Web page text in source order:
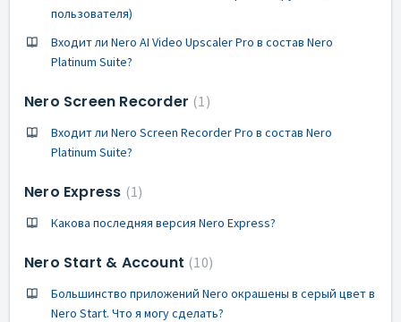
пользователя)
Входит ли Nero AI Video Upscaler Pro в состав Nero
Platinum Suite?
Nero Screen Recorder 1
Входит ли Nero Screen Recorder Pro в состав Nero
Platinum Suite?
Nero Express 1
Какова последняя версия Nero Express?
Nero Start & Account 10
Большинство приложений Nero окрашены в серый цвет в
Nero Start. Что я могу сделать?